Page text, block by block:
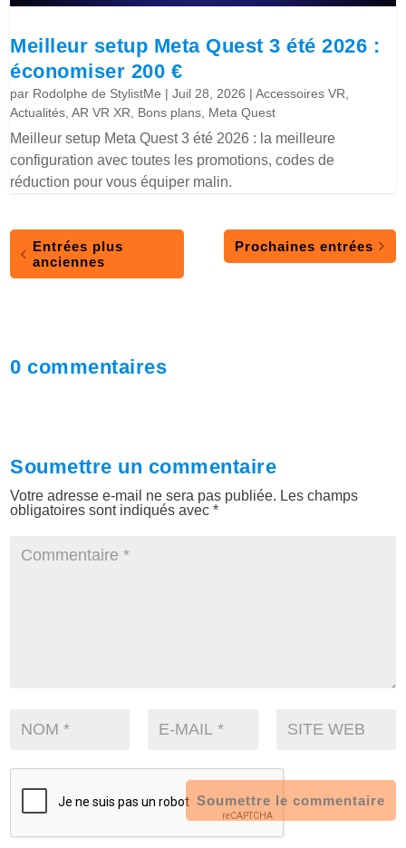
Meilleur setup Meta Quest 3 été 2026 :
économiser 200 €
par Rodolphe de StylistMe |Juil 28, 2026 |Accessoires VR
Actualités ,AR VR XR Bons plans Meta Quest
Meilleur setup Meta Quest 3 été 2026 : la meilleure
configuration avec toutes les promotions, codes de
réduction pour vous équiper malin.
Entrées plus
anciennes
Prochaines entrées
0 commentaires
Soumettre un commentaire
Votre adresse e-mail ne sera pas publiée. Les champs
obligatoires sont indiqués avec*
Soumettre le commentaire